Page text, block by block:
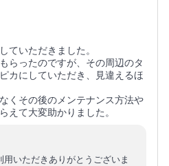
ていただきました。
らったのですが、その周辺のタ
カにしていただき、見違えるほ
くその後のメンテナンス方法や
えて大変助かりました。
いただきありがとうございま